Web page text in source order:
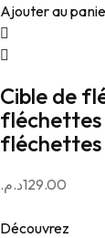
Ajouter au
Cible de
fléchettes
fléchettes
129.00د.م.
Découvrez